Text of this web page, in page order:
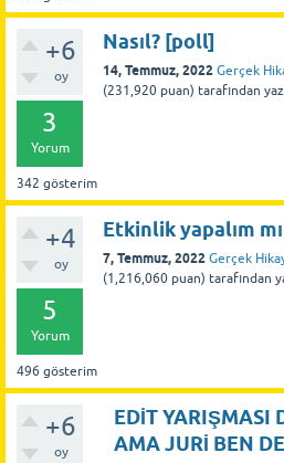
+6
oy
3
Yorum
342 gösterim
Nasıl? [poll]
14, Temmuz, 2022 Gerçek
(231,920 puan) tarafından
+4
oy
5
Yorum
496 gösterim
Etkinlik yapalım
7, Temmuz, 2022 Gerçek
(1,216,060 puan) tarafından
+6
oy
EDİT YARIŞMASI
AMA JURİ BEN